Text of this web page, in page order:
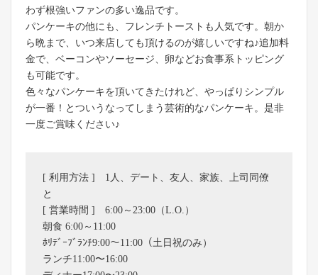
わず根強いファンの多い逸品です。
パンケーキの他にも、フレンチトーストも人気です。朝か
ら晩まで、いつ来店しても頂けるのが嬉しいですね♪追加料
金で、ベーコンやソーセージ、卵などお食事系トッピング
も可能です。
色々なパンケーキを頂いてきたけれど、やっぱりシンプル
が一番！とついうなってしまう芸術的なパンケーキ。是非
一度ご賞味ください♪
[ 利用方法 ] 1人、デート、友人、家族、上司同僚
と
[ 営業時間 ] 6:00～23:00（L.O.）
朝食 6:00～11:00
ﾎﾘﾃﾞｰﾌﾞﾗﾝﾁ9:00～11:00（土日祝のみ）
ランチ11:00〜16:00